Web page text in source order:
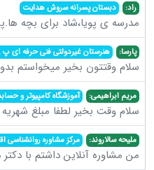
راد: دبستان پسرانه سروش هدایت
مدرسه ی پویا،شاد برای بچه
پارسا: هنرستان غیردولتی فنی حرفه ای پ
سلام وقتتون بخیر میخواستم
مریم ابراهیمی: آموزشگاه کامپیوتر و
سلام وقت بخیر لطفا مبلغ
ملیحه سالاروند: مرکز مشاوره روانشناسی
من مشاوره آنلاین داشتم با